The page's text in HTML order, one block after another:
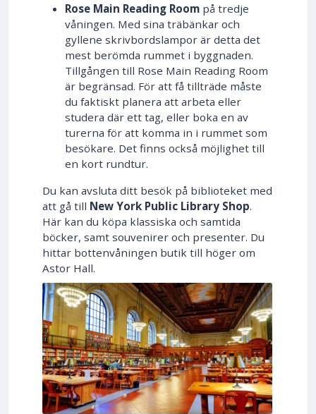
Rose Main Reading Room på tredje
våningen. Med sina träbänkar och
gyllene skrivbordslampor är detta det
mest berömda rummet i byggnaden.
Tillgången till Rose Main Reading Room
är begränsad. För att få tillträde måste
du faktiskt planera att arbeta eller
studera där ett tag, eller boka en av
turerna för att komma in i rummet som
besökare. Det finns också möjlighet till
en kort rundtur.
Du kan avsluta ditt besök på biblioteket med
att gå till New York Public Library Shop.
Här kan du köpa klassiska och samtida
böcker, samt souvenirer och presenter. Du
hittar bottenvåningen butik till höger om
Astor Hall.